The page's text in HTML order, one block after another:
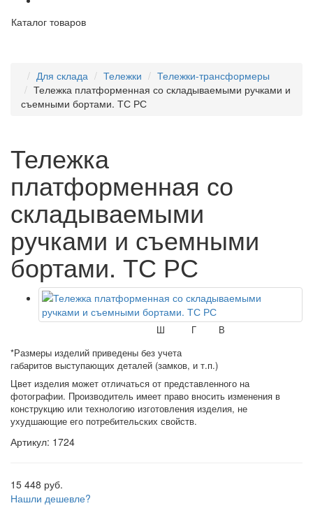
Каталог товаров
Для склада Тележки
Тележки-трансформеры
Тележка платформенная со складываемыми ручками и
съемными бортами. ТС РС
Тележка
платформенная со
складываемыми
ручками и съемными
бортами. ТС РС
Ш В
Г
*Размеры изделий приведены без учета
габаритов выступающих деталей (замков, и т.п.)
Цвет изделия может отличаться от представленного на
фотографии. Производитель имеет право вносить изменения в
конструкцию или технологию изготовления изделия, не
ухудшающие его потребительских свойств.
Артикул: 1724
15 448 руб.
Нашли дешевле?